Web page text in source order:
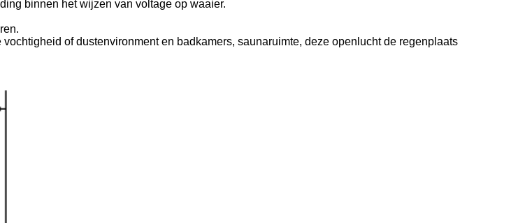
binnen het wijzen van voltage op waaier.
of dustenvironment en badkamers, saunaruimte, deze openlucht de regenplaats